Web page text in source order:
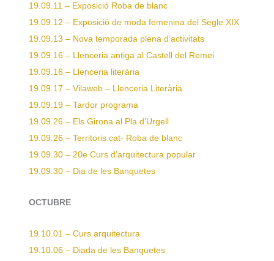
19.09.11 – Exposició Roba de blanc
19.09.12 – Exposició de moda femenina del Segle XIX
19.09.13 – Nova temporada plena d’activitats
19.09.16 – Llenceria antiga al Castell del Remei
19.09.16 – Llenceria literària
19.09.17 – Vilaweb – Llenceria Literària
19.09.19 – Tardor programa
19.09.26 – Els Girona al Pla d’Urgell
19.09.26 – Territoris.cat- Roba de blanc
19.09.30 – 20e Curs d’arquitectura popular
19.09.30 – Dia de les Banquetes
OCTUBRE
19.10.01 – Curs arquitectura
19.10.06 – Diada de les Banquetes